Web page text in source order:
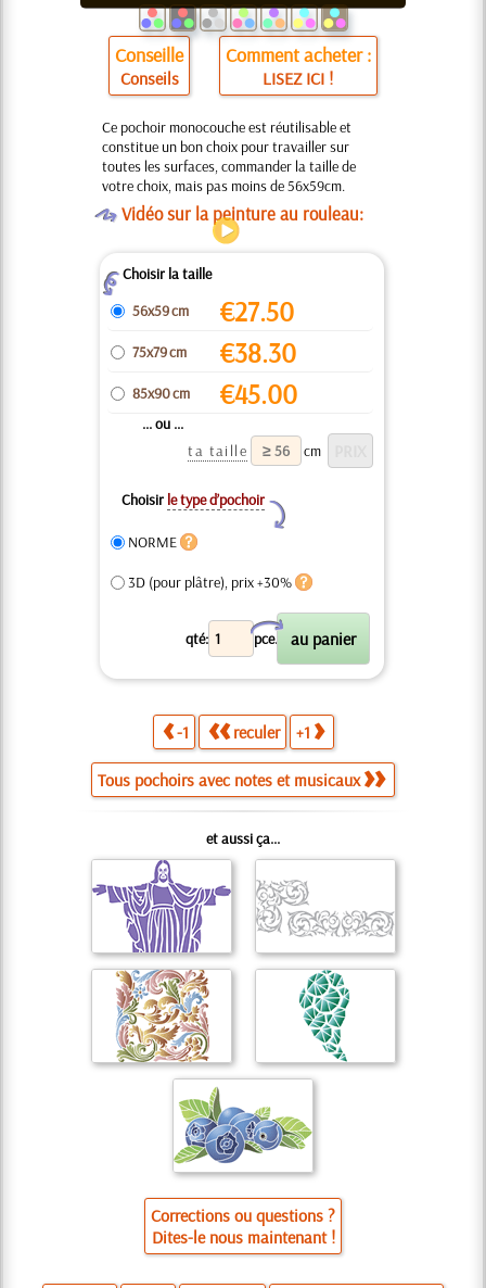
Conseille
Conseils
Comment acheter :
LISEZ ICI !
Ce pochoir monocouche est réutilisable et
constitue un bon choix pour travailler sur
toutes les surfaces, commander la taille de
votre choix, mais pas moins de 56x59cm.
OVidéo sur la peinture au rouleau:
ZChoisir la taille
56x59 cm
€27.50
75x79 cm €38.30
85x90 cm €45.00
... ou ...
ta taille
cm
Choisir le type d’pochoir
Y
NORME
3D (pour plâtre), prix +30%
qté: pce.
X
-1 reculer +1
Tous pochoirs avec notes et musicaux
et aussi ça...
Corrections ou questions ?
Dites-le nous maintenant !